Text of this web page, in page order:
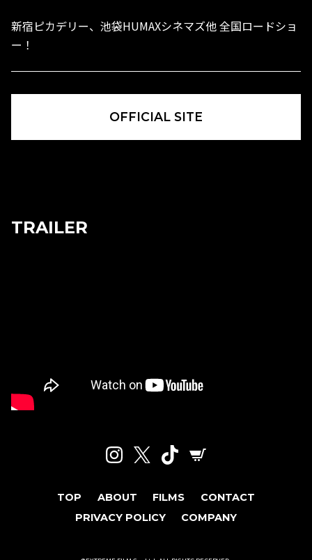
新宿ピカデリー、池袋HUMAXシネマズ他 全国ロードショ
ー！
OFFICIAL SITE
TRAILER
TOP ABOUT FILMS
CONTACT
PRIVACY POLICY
COMPANY